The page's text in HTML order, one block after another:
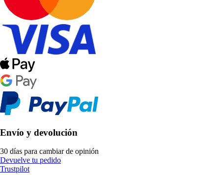
Envío y devolución
30 días para cambiar de opinión
Devuelve tu pedido
Trustpilot